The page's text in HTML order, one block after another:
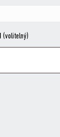
(volitelný)